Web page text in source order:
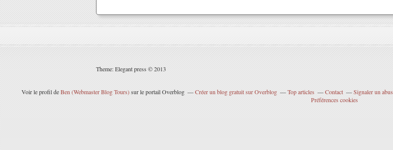
Theme: Elegant press © 2013
Voir le profil deBen (Webmaster Blog Tours)sur le portail Overblog Créer un blog gratuit sur Overblog Top articles Contact Signaler un abus
Préférences cookies